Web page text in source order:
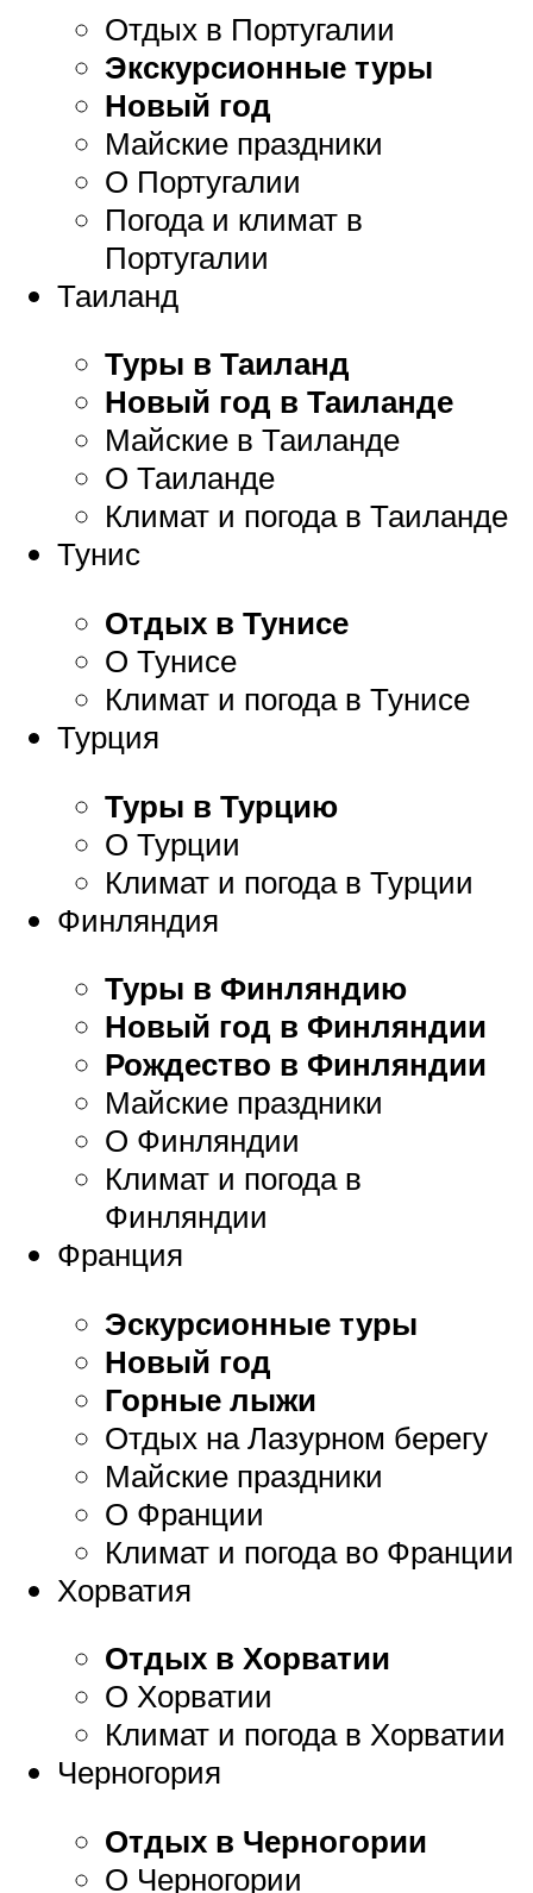
Отдых в Португалии
Экскурсионные туры
Новый год
Майские праздники
О Португалии
Погода и климат в
Португалии
Таиланд
Туры в Таиланд
Новый год в Таиланде
Майские в Таиланде
О Таиланде
Климат и погода в Таиланде
Тунис
Отдых в Тунисе
О Тунисе
Климат и погода в Тунисе
Турция
Туры в Турцию
О Турции
Климат и погода в Турции
Финляндия
Туры в Финляндию
Новый год в Финляндии
Рождество в Финляндии
Майские праздники
О Финляндии
Климат и погода в
Финляндии
Франция
Эскурсионные туры
Новый год
Горные лыжи
Отдых на Лазурном берегу
Майские праздники
О Франции
Климат и погода во Франции
Хорватия
Отдых в Хорватии
О Хорватии
Климат и погода в Хорватии
Черногория
Отдых в Черногории
О Черногории